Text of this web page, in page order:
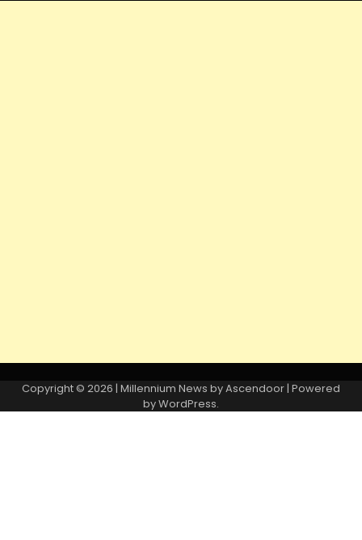
Copyright © 2026 | Millennium News byAscendoor| Powered
byWordPress.